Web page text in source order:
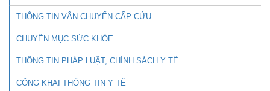
THÔNG TIN VẬN CHUYỂN CẤP CỨU
CHUYÊN MỤC SỨC KHỎE
THÔNG TIN PHÁP LUẬT, CHÍNH SÁCH Y TẾ
CÔNG KHAI THÔNG TIN Y TẾ